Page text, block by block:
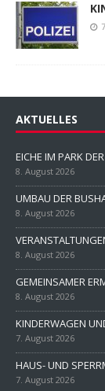
AKTUELLES
EICHE IM PARK
8. August 2026
UMBAU DER
8. August 2026
8. August 2026
GEMEINSAMER
8. August 2026
KINDERWAGEN
7. August 2026
HAUS- UND
7. August 2026